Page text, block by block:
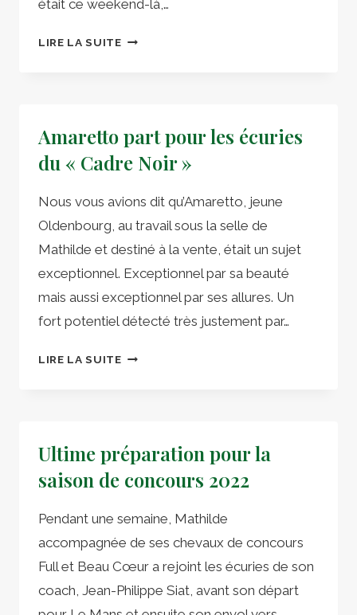
était ce weekend-là,…
LIRE LA SUITEBIARRITZ
SAISON
BEAU
MB
Amaretto part pour les écuries
du « Cadre Noir »
Nous vous avions dit qu’Amaretto, jeune
Oldenbourg, au travail sous la selle de
Mathilde et destiné à la vente, était un sujet
exceptionnel. Exceptionnel par sa beauté
mais aussi exceptionnel par ses allures. Un
fort potentiel détecté très justement par…
LIRE LA SUITEAMARETTO
DU
CADRE
»
Ultime préparation pour la
saison de concours 2022
Pendant une semaine, Mathilde
accompagnée de ses chevaux de concours
Full et Beau Cœur a rejoint les écuries de son
coach, Jean-Philippe Siat, avant son départ